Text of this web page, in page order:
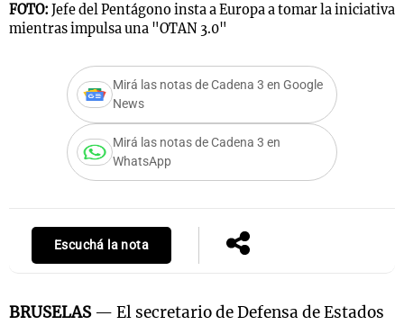
FOTO: Jefe del Pentágono insta a Europa a tomar la iniciativa
mientras impulsa una "OTAN 3.0"
Mirá las notas de Cadena 3 en Google
News
Mirá las notas de Cadena 3 en
WhatsApp
Escuchá la nota
BRUSELAS— El secretario de Defensa de Estados